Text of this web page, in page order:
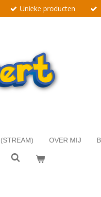
Unieke producten
OVER MIJ